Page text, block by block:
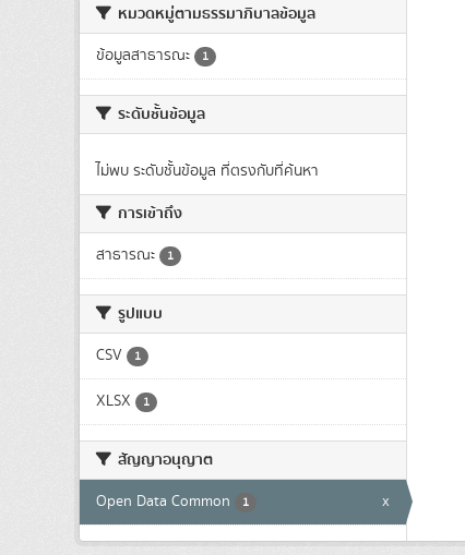
หมวดหมู่ตามธรรมาภิบาลข้อมูล
ข้อมูลสาธารณะ 1
ระดับชั้นข้อมูล
ไม่พบ ระดับชั้นข้อมูล ที่ตรงกับที่ค้นหา
การเข้าถึง
สาธารณะ 1
รูปแบบ
CSV 1
XLSX 1
สัญญาอนุญาต
Open Data Common 1 x